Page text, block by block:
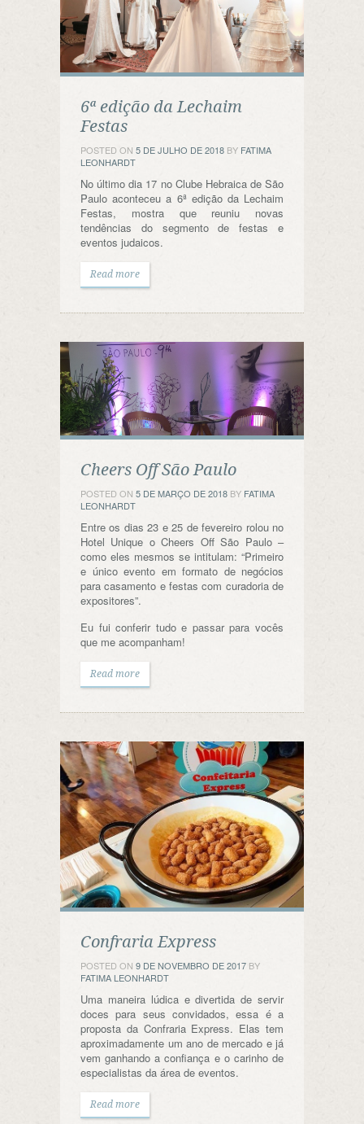
6ª edição da Lechaim
Festas
POSTED ON 5 DE JULHO DE 2018 BY FATIMA
LEONHARDT
No último dia 17 no Clube Hebraica de São
Paulo aconteceu a 6ª edição da Lechaim
Festas, mostra que reuniu novas
tendências do segmento de festas e
eventos judaicos.
Read more
Cheers Off São Paulo
POSTED ON 5 DE MARÇO DE 2018 BY FATIMA
LEONHARDT
Entre os dias 23 e 25 de fevereiro rolou no
Hotel Unique o Cheers Off São Paulo –
como eles mesmos se intitulam: “Primeiro
e único evento em formato de negócios
para casamento e festas com curadoria de
expositores”.
Eu fui conferir tudo e passar para vocês
que me acompanham!
Read more
Confraria Express
POSTED ON 9 DE NOVEMBRO DE 2017 BY
FATIMA LEONHARDT
Uma maneira lúdica e divertida de servir
doces para seus convidados, essa é a
proposta da Confraria Express. Elas tem
aproximadamente um ano de mercado e já
vem ganhando a confiança e o carinho de
especialistas da área de eventos.
Read more